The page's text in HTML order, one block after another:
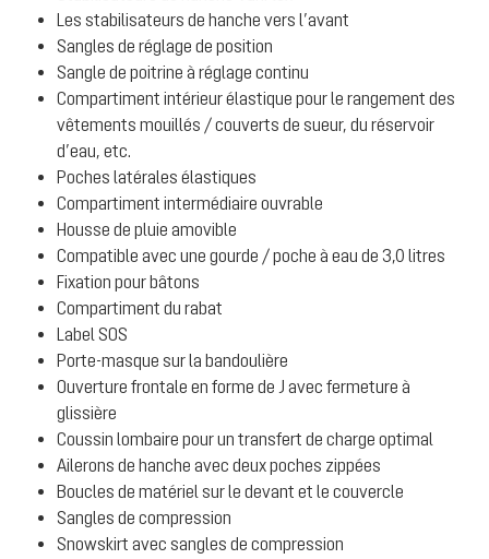
Les stabilisateurs de hanche vers l’avant
Sangles de réglage de position
Sangle de poitrine à réglage continu
Compartiment intérieur élastique pour le rangement des
vêtements mouillés / couverts de sueur, du réservoir
d’eau, etc.
Poches latérales élastiques
Compartiment intermédiaire ouvrable
Housse de pluie amovible
Compatible avec une gourde / poche à eau de 3,0 litres
Fixation pour bâtons
Compartiment du rabat
Label SOS
Porte-masque sur la bandoulière
Ouverture frontale en forme de J avec fermeture à
glissière
Coussin lombaire pour un transfert de charge optimal
Ailerons de hanche avec deux poches zippées
Boucles de matériel sur le devant et le couvercle
Sangles de compression
Snowskirt avec sangles de compression